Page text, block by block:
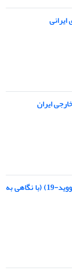
ایران
رفتار سیاسی-اجتماعیِ ویروس کرونای جدید (کووید-19) (با نگاهی به